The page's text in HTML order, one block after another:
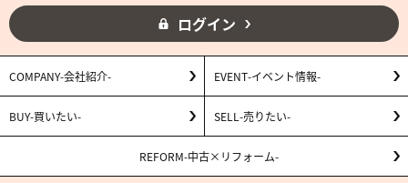
ログイン
COMPANY 会社紹介 EVENT イベント情報
BUY 買いたい SELL 売りたい
REFORM 中古×リフォーム